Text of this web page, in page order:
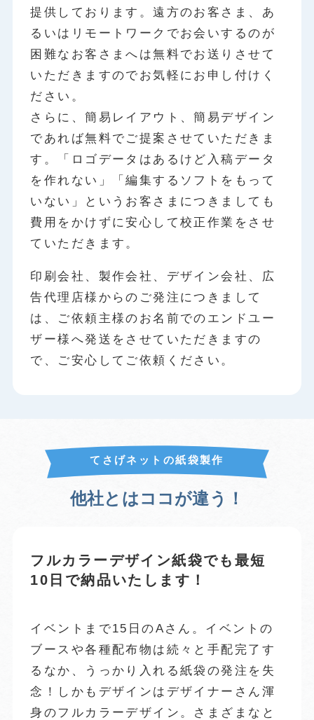
提供しております。遠方のお客さま、あ
るいはリモートワークでお会いするのが
困難なお客さまへは無料でお送りさせて
いただきますのでお気軽にお申し付けく
ださい。
さらに、簡易レイアウト、簡易デザイン
であれば無料でご提案させていただきま
す。「ロゴデータはあるけど入稿データ
を作れない」「編集するソフトをもって
いない」というお客さまにつきましても
費用をかけずに安心して校正作業をさせ
ていただきます。
印刷会社、製作会社、デザイン会社、広
告代理店様からのご発注につきまして
は、ご依頼主様のお名前でのエンドユー
ザー様へ発送をさせていただきますの
で、ご安心してご依頼ください。
てさげネットの紙袋製作
他社とはココが違う！
フルカラーデザイン紙袋でも最短
10日で納品いたします！
イベントまで15日のAさん。イベントの
ブースや各種配布物は続々と手配完了す
るなか、うっかり入れる紙袋の発注を失
念！しかもデザインはデザイナーさん渾
身のフルカラーデザイン。さまざまなと